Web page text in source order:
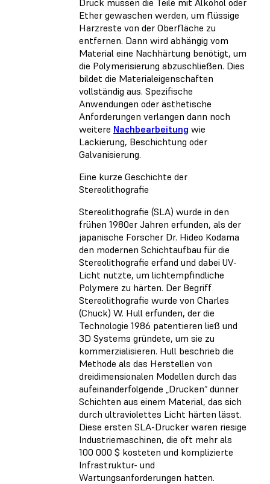
Ether gewaschen werden, um flüssige
Harzreste von der Oberfläche zu
entfernen. Dann wird abhängig vom
Material eine Nachhärtung benötigt, um
die Polymerisierung abzuschließen. Dies
bildet die Materialeigenschaften
vollständig aus. Spezifische
Anwendungen oder ästhetische
Anforderungen verlangen dann noch
weitere Nachbearbeitung wie
Lackierung, Beschichtung oder
Galvanisierung.
Eine kurze Geschichte der
Stereolithografie
Stereolithografie (SLA) wurde in den
frühen 1980er Jahren erfunden, als der
japanische Forscher Dr. Hideo Kodama
den modernen Schichtaufbau für die
Stereolithografie erfand und dabei UV-
Licht nutzte, um lichtempfindliche
Polymere zu härten. Der Begriff
Stereolithografie wurde von Charles
(Chuck) W. Hull erfunden, der die
Technologie 1986 patentieren ließ und
3D Systems gründete, um sie zu
kommerzialisieren. Hull beschrieb die
Methode als das Herstellen von
dreidimensionalen Modellen durch das
aufeinanderfolgende „Drucken“ dünner
Schichten aus einem Material, das sich
durch ultraviolettes Licht härten lässt.
Diese ersten SLA-Drucker waren riesige
Industriemaschinen, die oft mehr als
100 000 $ kosteten und komplizierte
Infrastruktur- und
Wartungsanforderungen hatten.